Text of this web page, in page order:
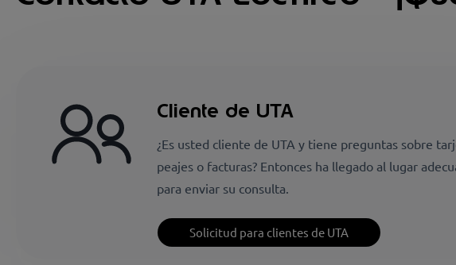
Cliente de UTA
¿Es usted cliente de UTA y tiene preguntas sobre
peajes o facturas? Entonces ha llegado al lugar
para enviar su consulta.
Solicitud para clientes de UTA